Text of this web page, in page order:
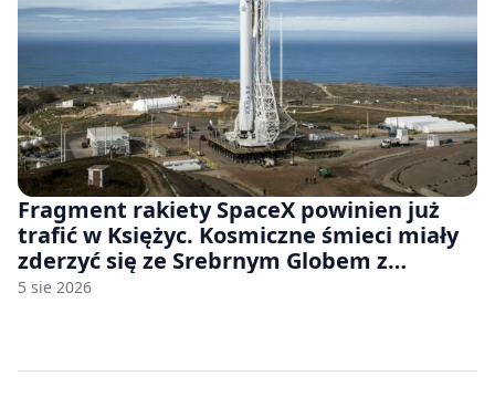
Fragment rakiety SpaceX powinien już
trafić w Księżyc. Kosmiczne śmieci miały
zderzyć się ze Srebrnym Globem z
prędkością 8690 km/h
5 sie 2026